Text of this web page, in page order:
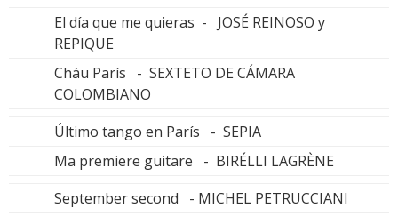
El día que me quieras - JOSÉ REINOSO y
REPIQUE
Cháu París - SEXTETO DE CÁMARA
COLOMBIANO
Último tango en París - SEPIA
Ma premiere guitare - BIRÉLLI LAGRÈNE
September second - MICHEL PETRUCCIANI